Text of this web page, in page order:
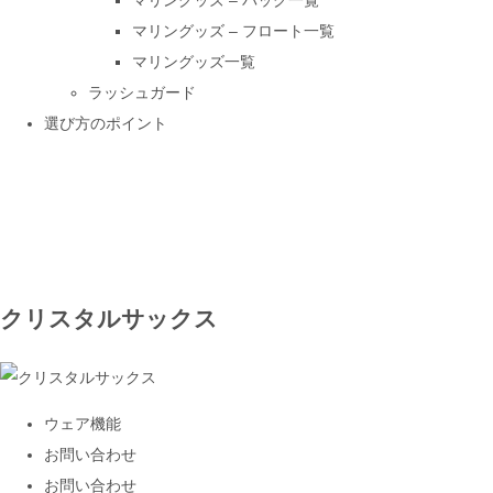
マリングッズ – フロート一覧
マリングッズ一覧
ラッシュガード
選び方のポイント
クリスタルサックス
ウェア機能
お問い合わせ
お問い合わせ